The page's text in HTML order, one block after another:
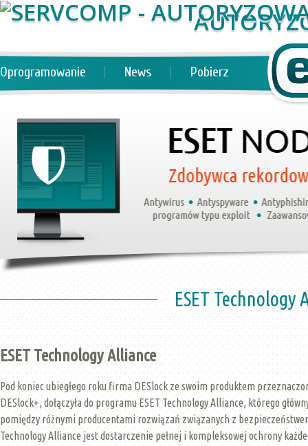
Oprogramowanie News Pobierz
ESET
ESET Technology Alliance
Pod koniec ubiegłego roku firma DESlock ze swoim produktem
DESlock+, dołączyła do programu ESET Technology Alliance, którego
pomiędzy różnymi producentami rozwiązań związanych z
Technology Alliance jest dostarczenie pełnej i kompleksowej ochrony